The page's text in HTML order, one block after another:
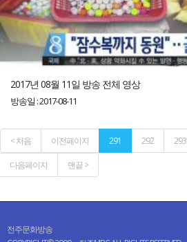
2017년 08월 11일 방송 전체 영상
방송일 : 2017-08-11
< 처음 이전페이지 291 292 293
다음페이지 맨끝 >
전주문화방송